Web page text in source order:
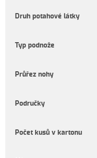
Druh potahové látky
Typ podnože
Průřez nohy
Područky
Počet kusů v kartonu